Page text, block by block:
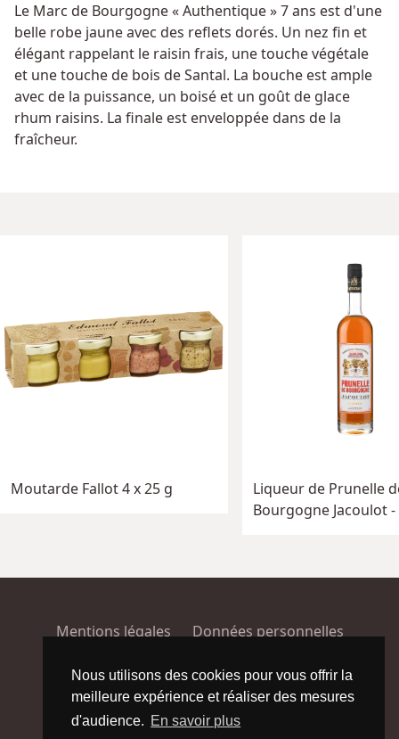
Nous utilisons des cookies pour vous offrir la
meilleure expérience et réaliser des mesures
d'audience. En savoir plus
Le Marc de Bourgogne « Authentique » 7 ans est d'une
belle robe jaune avec des reflets dorés. Un nez fin et
élégant rappelant le raisin frais, une touche végétale
et une touche de bois de Santal. La bouche est ample
avec de la puissance, un boisé et un goût de glace
rhum raisins. La finale est enveloppée dans de la
fraîcheur.
Moutarde Fallot 4 x 25 g
Liqueur de Prunelle
Bourgogne Jacoulot -
Mentions légales
Données personnelles
Conditions générales de vente
Plan du site
FacebookInstagram